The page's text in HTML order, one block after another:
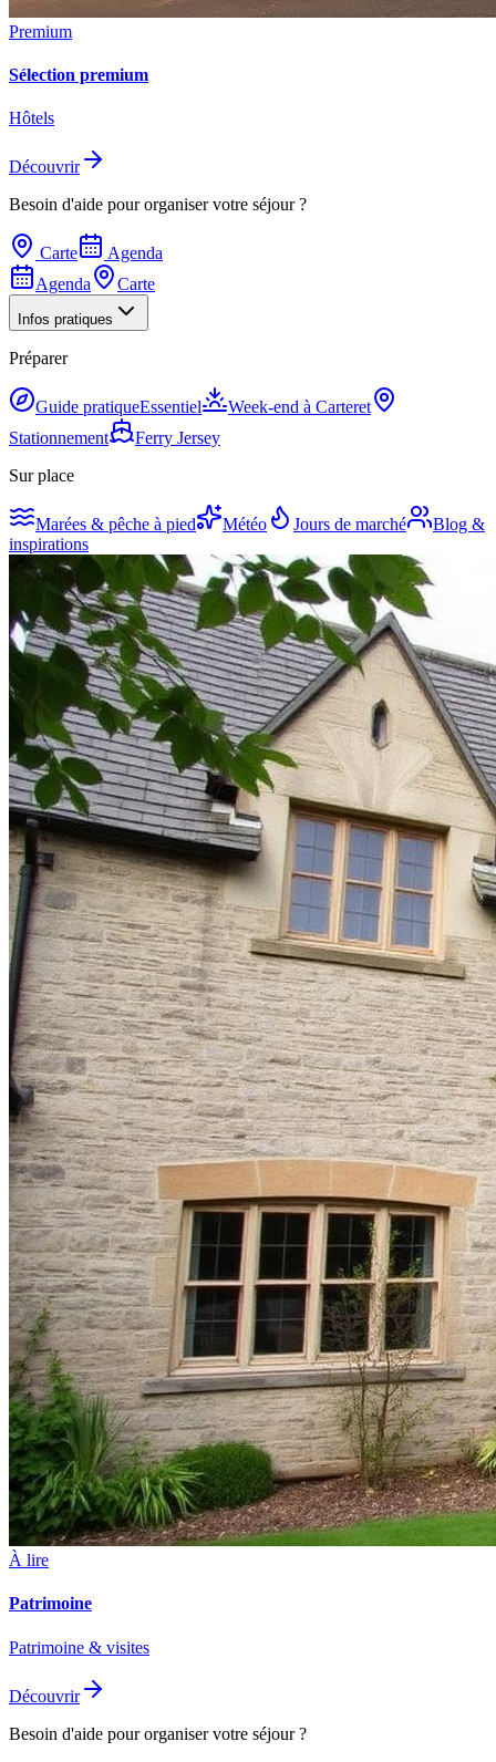
Premium
Sélection premium
Hôtels
Découvrir
Besoin d'aide pour organiser votre séjour ?
Carte
Agenda
Agenda
Carte
Infos pratiques
Préparer
Guide pratiqueEssentiel
Week-end à Carteret
Stationnement
Ferry Jersey
Sur place
Marées & pêche à pied Météo Jours de marché
Blog &
inspirations
À lire
Patrimoine
Patrimoine & visites
Découvrir
Besoin d'aide pour organiser votre séjour ?